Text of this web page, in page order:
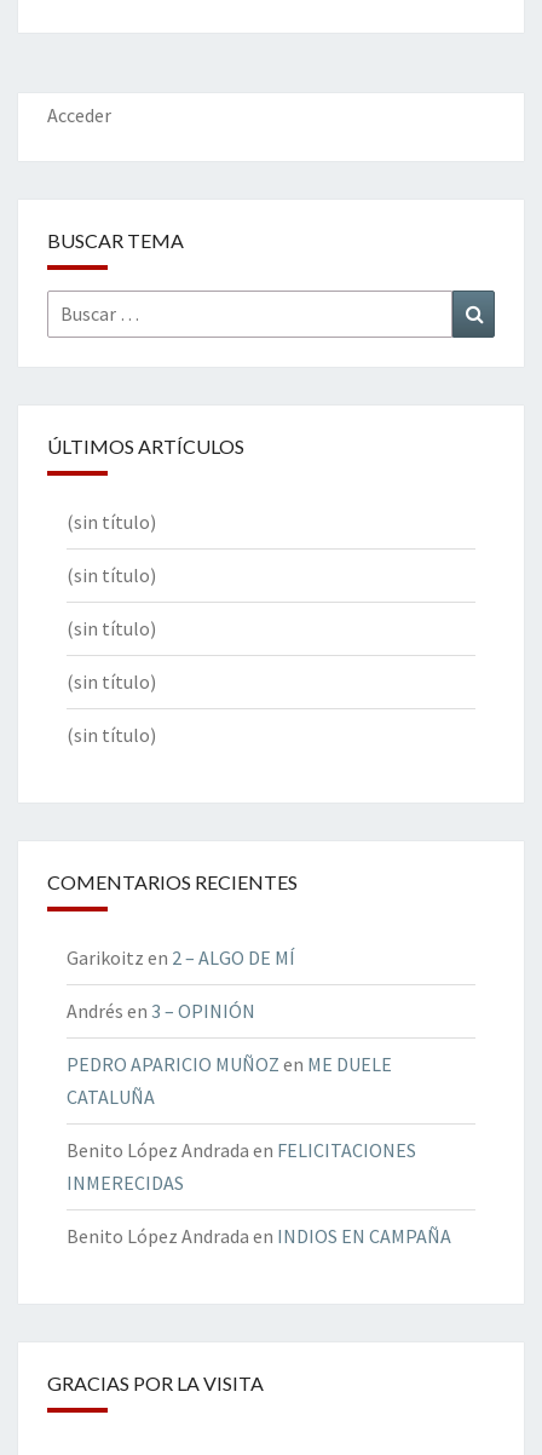
o
o
k
er dI
n
l
p
ar
Acceder
BUSCAR TEMA
Buscar
por:
ÚLTIMOS ARTÍCULOS
(sin título)
(sin título)
(sin título)
(sin título)
(sin título)
COMENTARIOS RECIENTES
Garikoitz en 2 – ALGO DE MÍ
Andrés en 3 – OPINIÓN
PEDRO APARICIO MUÑOZ en ME DUELE
CATALUÑA
Benito López Andrada en FELICITACIONES
INMERECIDAS
Benito López Andrada en INDIOS EN CAMPAÑA
GRACIAS POR LA VISITA